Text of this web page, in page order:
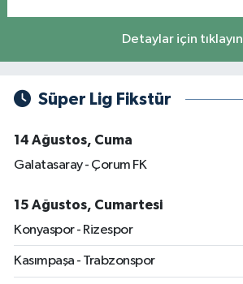
Detaylar için tıklayın
Süper Lig Fikstür
14 Ağustos, Cuma
Galatasaray - Çorum FK
15 Ağustos, Cumartesi
Konyaspor - Rizespor
Kasımpaşa - Trabzonspor